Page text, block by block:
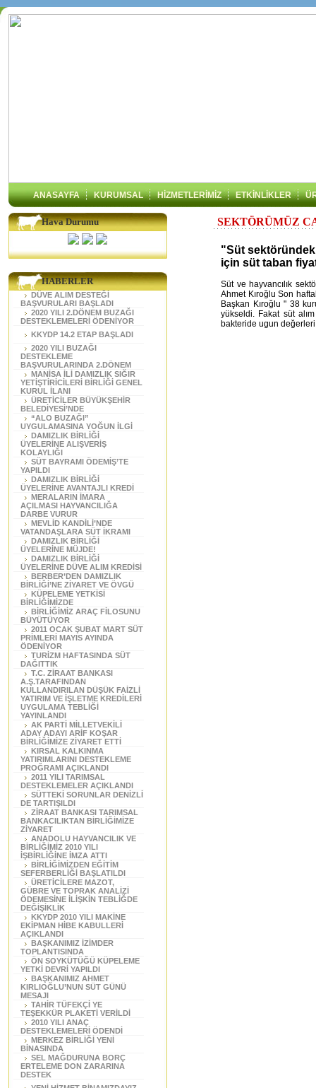
ANASAYFA KURUMSAL HİZMETLERİMİZ ETKİNLİKLER
Hava Durumu
HABERLER
DÜVE ALIM DESTEĞİ
BAŞVURULARI BAŞLADI
2020 YILI 2.DÖNEM BUZAĞI
DESTEKLEMELERİ ÖDENİYOR
KKYDP 14.2 ETAP BAŞLADI
2020 YILI BUZAĞI
DESTEKLEME
BAŞVURULARINDA 2.DÖNEM
MANİSA İLİ DAMIZLIK SIĞIR
YETİŞTİRİCİLERİ BİRLİĞİ GENEL
KURUL İLANI
ÜRETİCİLER BÜYÜKŞEHİR
BELEDİYESİ’NDE
“ALO BUZAĞI”
UYGULAMASINA YOĞUN İLGİ
DAMIZLIK BİRLİĞİ
ÜYELERİNE ALIŞVERİŞ
KOLAYLIĞI
SÜT BAYRAMI ÖDEMİŞ’TE
YAPILDI
DAMIZLIK BİRLİĞİ
ÜYELERİNE AVANTAJLI KREDİ
MERALARIN İMARA
AÇILMASI HAYVANCILIĞA
DARBE VURUR
MEVLİD KANDİLİ’NDE
VATANDAŞLARA SÜT İKRAMI
DAMIZLIK BİRLİĞİ
ÜYELERİNE MÜJDE!
DAMIZLIK BİRLİĞİ
ÜYELERİNE DÜVE ALIM KREDİSİ
BERBER’DEN DAMIZLIK
BİRLİĞİ’NE ZİYARET VE ÖVGÜ
KÜPELEME YETKİSİ
BİRLİĞİMİZDE
BİRLİĞİMİZ ARAÇ FİLOSUNU
BÜYÜTÜYOR
2011 OCAK ŞUBAT MART SÜT
PRİMLERİ MAYIS AYINDA
ÖDENİYOR
TURİZM HAFTASINDA SÜT
DAĞITTIK
T.C. ZİRAAT BANKASI
A.Ş.TARAFINDAN
KULLANDIRILAN DÜŞÜK FAİZLİ
YATIRIM VE İŞLETME KREDİLERİ
UYGULAMA TEBLİĞİ
YAYINLANDI
AK PARTİ MİLLETVEKİLİ
ADAY ADAYI ARİF KOŞAR
BİRLİĞİMİZE ZİYARET ETTİ
KIRSAL KALKINMA
YATIRIMLARINI DESTEKLEME
PROĞRAMI AÇIKLANDI
2011 YILI TARIMSAL
DESTEKLEMELER AÇIKLANDI
SÜTTEKİ SORUNLAR DENİZLİ
DE TARTIŞILDI
ZİRAAT BANKASI TARIMSAL
BANKACILIKTAN BİRLİĞİMİZE
ZİYARET
ANADOLU HAYVANCILIK VE
BİRLİĞİMİZ 2010 YILI
İŞBİRLİĞİNE İMZA ATTI
BİRLİĞİMİZDEN EĞİTİM
SEFERBERLİĞİ BAŞLATILDI
ÜRETİCİLERE MAZOT,
GÜBRE VE TOPRAK ANALİZİ
ÖDEMESİNE İLİŞKİN TEBLİĞDE
DEĞİŞİKLİK
KKYDP 2010 YILI MAKİNE
EKİPMAN HİBE KABULLERİ
AÇIKLANDI
BAŞKANIMIZ İZİMDER
TOPLANTISINDA
ÖN SOYKÜTÜĞÜ KÜPELEME
YETKİ DEVRİ YAPILDI
BAŞKANIMIZ AHMET
KIRLIOĞLU’NUN SÜT GÜNÜ
MESAJI
TAHİR TÜFEKÇİ YE
TEŞEKKÜR PLAKETİ VERİLDİ
2010 YILI ANAÇ
DESTEKLEMELERİ ÖDENDİ
MERKEZ BİRLİĞİ YENİ
BİNASINDA
SEL MAĞDURUNA BORÇ
ERTELEME DON ZARARINA
DESTEK
SEKTÖRÜMÜZ
"Süt
için süt taban
Süt ve hayvancılık
Ahmet Kıroğlu Son
Başkan Kıroğlu " 38
yükseldi. Fakat süt
bakteride ugun değerleri